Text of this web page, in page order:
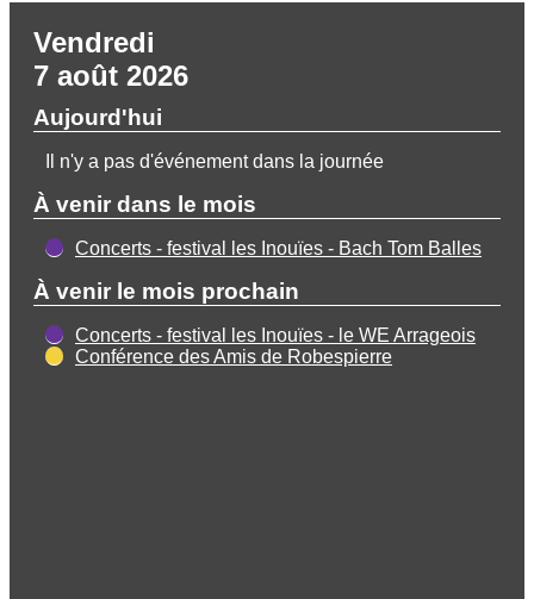
Vendredi
7 août 2026
Aujourd'hui
Il n'y a pas d'événement dans la journée
À venir dans le mois
Concerts - festival les Inouïes - Bach Tom Balles
À venir le mois prochain
Concerts - festival les Inouïes - le WE Arrageois
Conférence des Amis de Robespierre